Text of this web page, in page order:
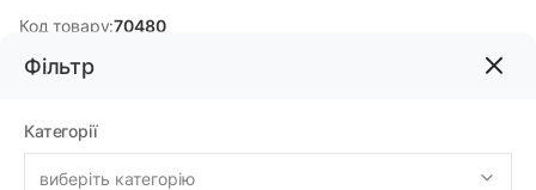
Фільтр
Категорії
виберіть категорію
Код товару:70480
Бренд:DMH
123.10грн